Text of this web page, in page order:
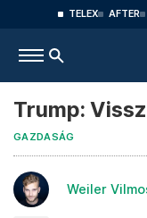
TELEX AFTER
Trump:
GAZDASÁG
Weiler